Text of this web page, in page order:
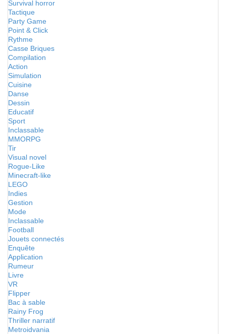
Survival horror
Tactique
Party Game
Point & Click
Rythme
Casse Briques
Compilation
Action
Simulation
Cuisine
Danse
Dessin
Educatif
Sport
Inclassable
MMORPG
Tir
Visual novel
Rogue-Like
Minecraft-like
LEGO
Indies
Gestion
Mode
Inclassable
Football
Jouets connectés
Enquête
Application
Rumeur
Livre
VR
Flipper
Bac à sable
Rainy Frog
Thriller narratif
Metroidvania